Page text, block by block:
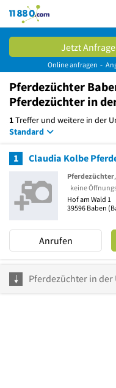
11880.com
Jetzt
Online anfragen
Pferdezüchter
Pferdezüchter in
1Treffer und weitere in der
Standard
1 Claudia Kolbe
Pferdezüchter
keine
Hof am Wald 1
39596 Baben
Anrufen
Pferdezüchter in der